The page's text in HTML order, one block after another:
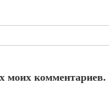
моих комментариев.